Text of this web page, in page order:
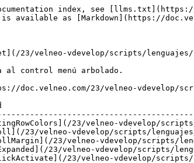
index, see
is available as [Markdown](https://
23/velneo-vdevelop/scripts/
al control menú arbolado.
doc.velneo.com/23/velneo-vdevelop/
23/velneo-vdevelop/
23/velneo-vdevelop/scripts/
23/velneo-vdevelop/scripts/
23/velneo-vdevelop/scripts/
23/velneo-vdevelop/